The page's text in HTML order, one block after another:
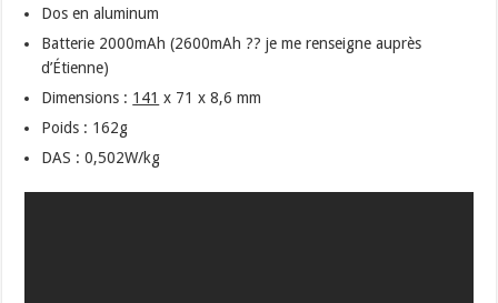
Dos en aluminum
Batterie 2000mAh (2600mAh ?? je me renseigne auprès
d’Étienne)
Dimensions : 141 x 71 x 8,6 mm
Poids : 162g
DAS : 0,502W/kg